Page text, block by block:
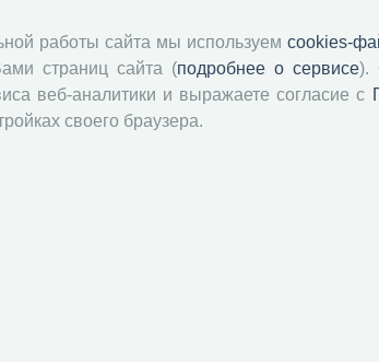
работы сайта мы используем cookies-
страниц сайта (подробнее о сервисе).
веб-аналитики и выражаете согласие с
своего браузера.